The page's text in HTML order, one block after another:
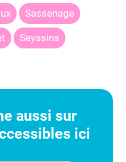
Sassenage
Seyssins
aussi sur
ici